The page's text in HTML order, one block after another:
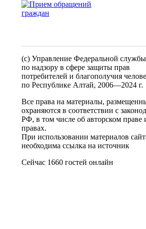
(c) Управление Федеральной службы
по надзору в сфере защиты прав
потребителей и благополучия
по Республике Алтай, 2006—2024 г.
Все права на материалы,
охраняются в соответствии с
РФ, в том числе об авторском
правах.
При использовании материалов
необходима ссылка на источник
Сейчас 1660 гостей онлайн